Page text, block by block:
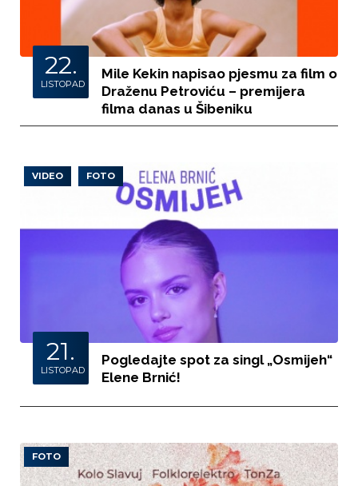
22.
LISTOPAD
Mile Kekin napisao pjesmu za film o
Draženu Petroviću – premijera
filma danas u Šibeniku
VIDEO FOTO
21.
LISTOPAD
Pogledajte spot za singl „Osmijeh“
Elene Brnić!
FOTO